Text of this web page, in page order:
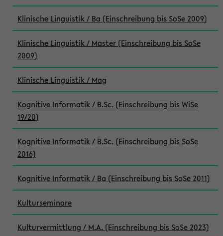
Klinische Linguistik / Ba (Einschreibung bis SoSe 2009)
Klinische Linguistik / Master (Einschreibung bis SoSe
2009)
Klinische Linguistik / Mag
Kognitive Informatik / B.Sc. (Einschreibung bis WiSe
19/20)
Kognitive Informatik / B.Sc. (Einschreibung bis SoSe
2016)
Kognitive Informatik / Ba (Einschreibung bis SoSe 2011)
Kulturseminare
Kulturvermittlung / M.A. (Einschreibung bis SoSe 2023)